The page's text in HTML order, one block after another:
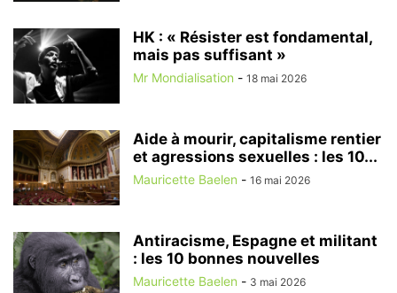
HK : « Résister est fondamental,
mais pas suffisant »
Mr Mondialisation - 18 mai 2026
Aide à mourir, capitalisme rentier
et agressions sexuelles : les 10...
Mauricette Baelen - 16 mai 2026
Antiracisme, Espagne et militant
: les 10 bonnes nouvelles
Mauricette Baelen - 3 mai 2026